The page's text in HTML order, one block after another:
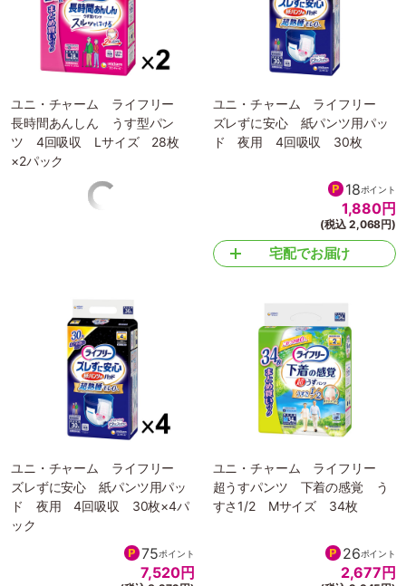
ユニ・チャーム ライフリー
長時間あんしん うす型パン
ツ 4回吸収 Lサイズ 28枚
×2パック
ユニ・チャーム ライフリー
ズレずに安心 紙パンツ用パッ
ド 夜用 4回吸収 30枚
18ポイント
1,880円
(税込 2,068円)
宅配でお届け
ユニ・チャーム ライフリー
ズレずに安心 紙パンツ用パッ
ド 夜用 4回吸収 30枚×4パ
ック
75ポイント
7,520円
ユニ・チャーム ライフリー
超うすパンツ 下着の感覚 う
すさ1/2 Mサイズ 34枚
26ポイント
2,677 円